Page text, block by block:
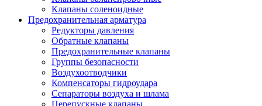
Клапаны соленоидные
Предохранительная арматура
Редукторы давления
Обратные клапаны
Предохранительные клапаны
Группы безопасности
Воздухоотводчики
Компенсаторы гидроудара
Сепараторы воздуха и шлама
Перепускные клапаны